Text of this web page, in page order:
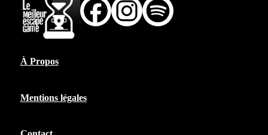
À Propos
Mentions légales